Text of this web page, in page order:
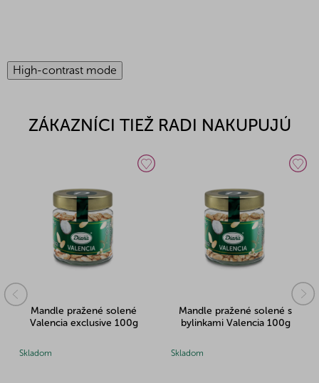
High-contrast mode
ZÁKAZNÍCI TIEŽ RADI NAKUPUJÚ
Mandle pražené solené
Valencia exclusive 100g
Skladom
Mandle pražené solené s
bylinkami Valencia 100g
Skladom